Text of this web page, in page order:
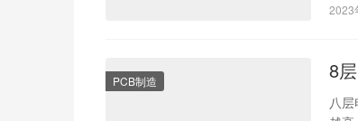
2023
PCB制造 8
八